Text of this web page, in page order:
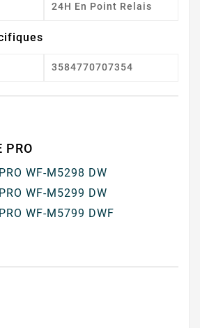
24H En Point Relais
3584770707354
PRO
WF-M5298 DW
WF-M5299 DW
WF-M5799 DWF